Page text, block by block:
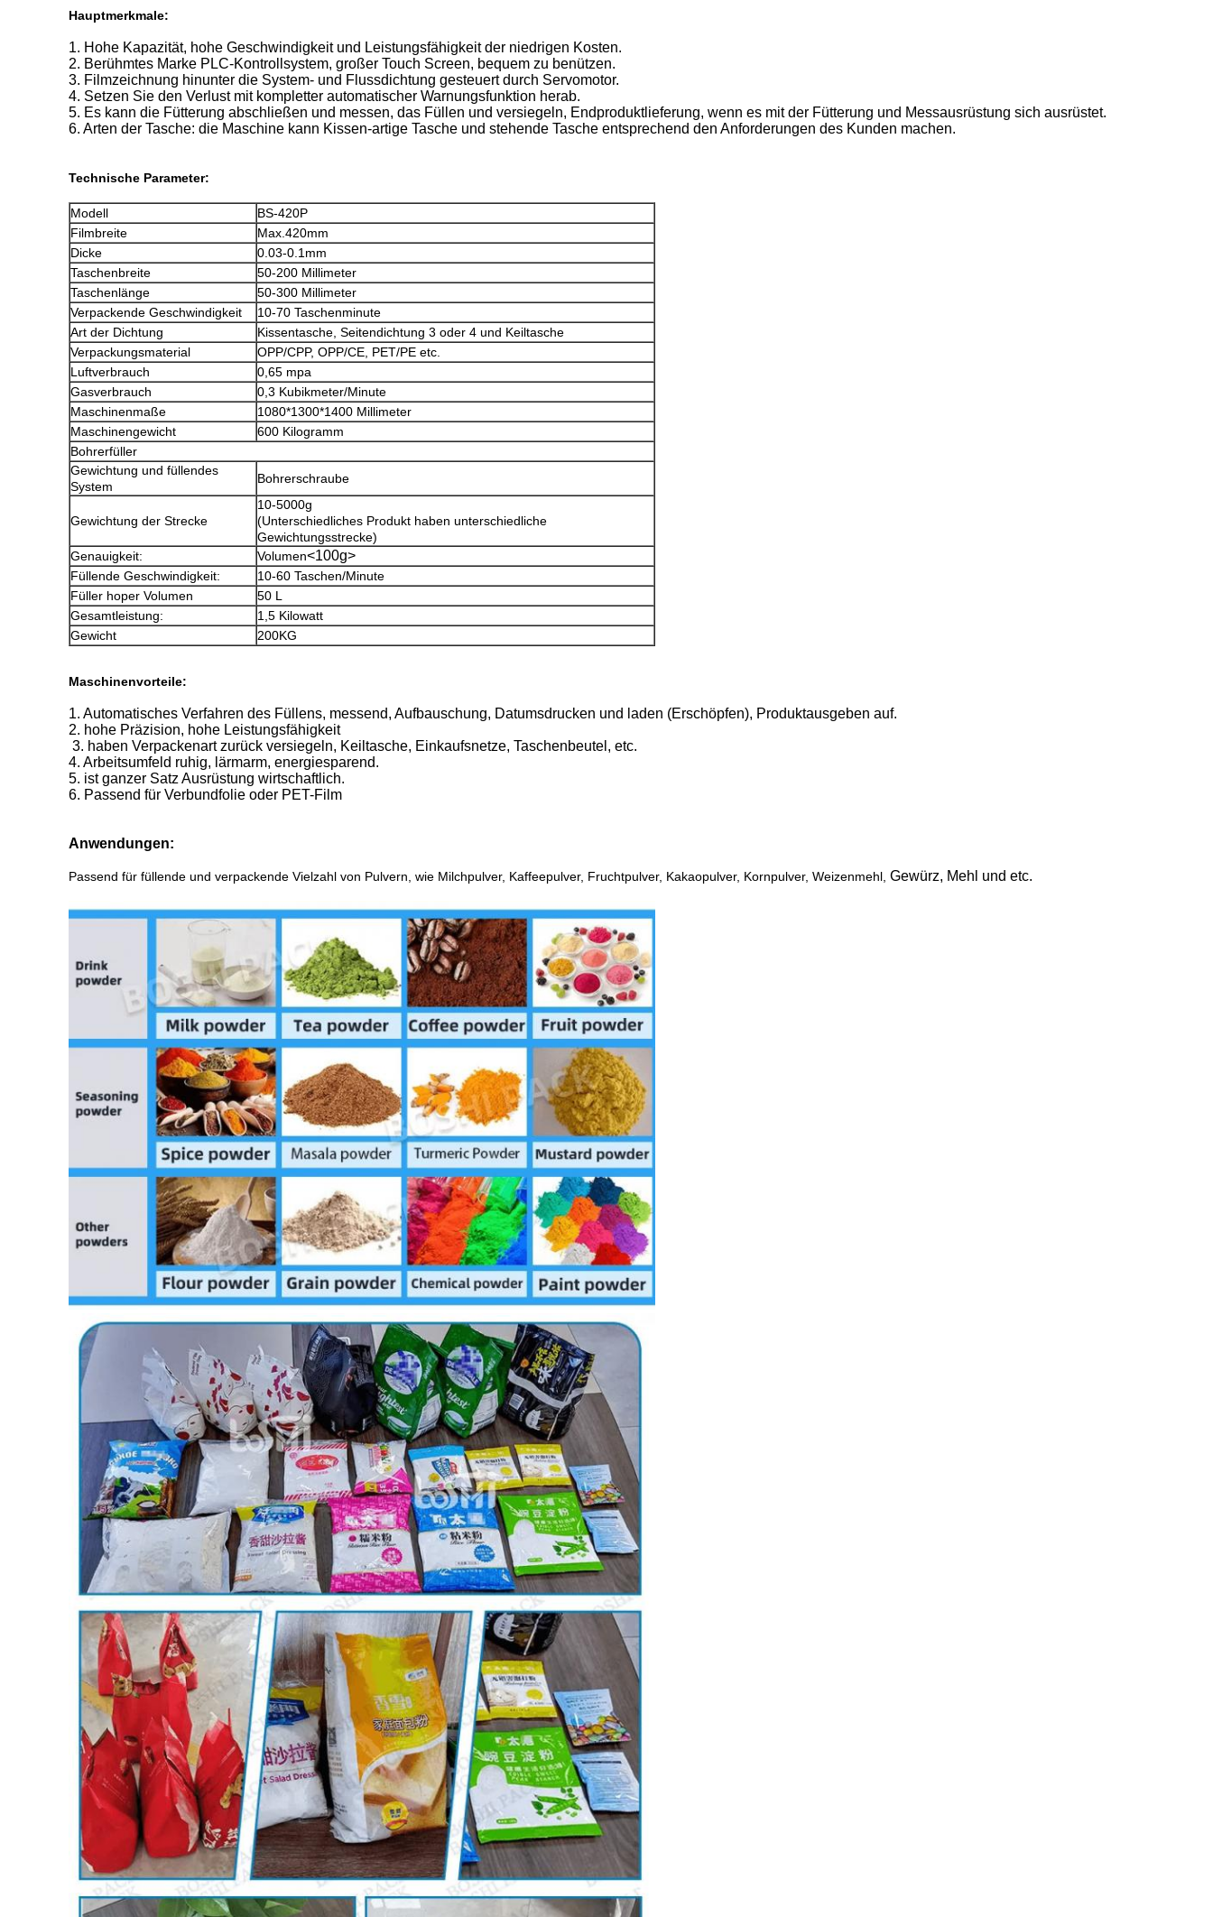
Hinterlass eine Nachricht
Wir rufen Sie bald zurück!
Hauptmerkmale:
1. Hohe Kapazität, hohe Geschwindigkeit und Leistungsfähigkeit der niedrigen Kosten.
2. Berühmtes Marke PLC-Kontrollsystem, großer Touch Screen, bequem zu benützen.
3. Filmzeichnung hinunter die System- und Flussdichtung gesteuert durch Servomotor.
4. Setzen Sie den Verlust mit kompletter automatischer Warnungsfunktion herab.
5. Es kann die Fütterung abschließen und messen, das Füllen und versiegeln, Endproduktlieferung, wenn es mit der Fütterung und Messausrüstung sich ausrüstet.
6. Arten der Tasche: die Maschine kann Kissen-artige Tasche und stehende Tasche entsprechend den Anforderungen des Kunden machen.
Technische Parameter:
Modell
BS-420P
Filmbreite
Max.420mm
Dicke
0.03-0.1mm
Taschenbreite
50-200 Millimeter
Taschenlänge
50-300 Millimeter
Verpackende Geschwindigkeit
10-70 Taschenminute
Art der Dichtung
Kissentasche, Seitendichtung 3 oder 4 und Keiltasche
Verpackungsmaterial
OPP/CPP, OPP/CE, PET/PE etc.
Luftverbrauch
0,65 mpa
Gasverbrauch
0,3 Kubikmeter/Minute
Maschinenmaße
1080*1300*1400 Millimeter
Maschinengewicht
600 Kilogramm
Bohrerfüller
Gewichtung und füllendes
System
Bohrerschraube
Gewichtung der Strecke
10-5000g
(Unterschiedliches Produkt haben unterschiedliche
Gewichtungsstrecke)
Genauigkeit:
Volumen<100g>
Füllende Geschwindigkeit:
10-60 Taschen/Minute
Füller hoper Volumen
50 L
Gesamtleistung:
1,5 Kilowatt
Gewicht
200KG
Maschinenvorteile:
1. Automatisches Verfahren des Füllens, messend, Aufbauschung, Datumsdrucken und laden (Erschöpfen), Produktausgeben auf.
2. hohe Präzision, hohe Leistungsfähigkeit
3. haben Verpackenart zurück versiegeln, Keiltasche, Einkaufsnetze, Taschenbeutel, etc.
4. Arbeitsumfeld ruhig, lärmarm, energiesparend.
5. ist ganzer Satz Ausrüstung wirtschaftlich.
6. Passend für Verbundfolie oder PET-Film
Anwendungen:
Passend für füllende und verpackende Vielzahl von Pulvern, wie Milchpulver, Kaffeepulver, Fruchtpulver, Kakaopulver, Kornpulver, Weizenmehl, Gewürz, Mehl und etc.